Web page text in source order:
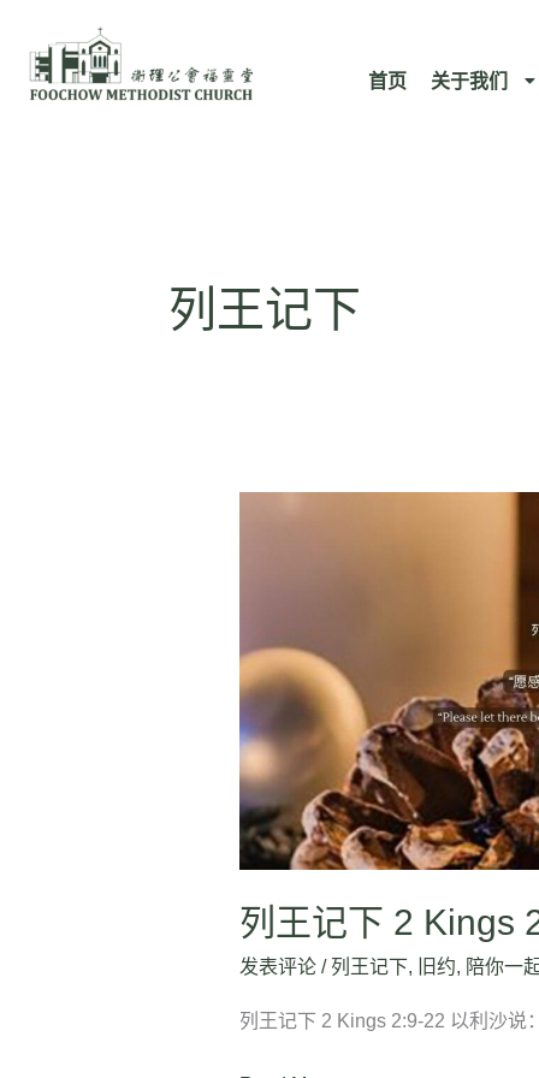
首页 关于我们
列王记下
列王记下 2 Kings
发表评论 / 列王记下, 旧约, 陪你一
列王记下 2 Kings 2:9-22 以利沙说
Kings
2:9-
22